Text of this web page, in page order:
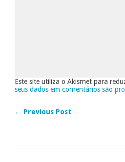
Este site utiliza o Akismet para
seus dados em comentários são
← Previous Post